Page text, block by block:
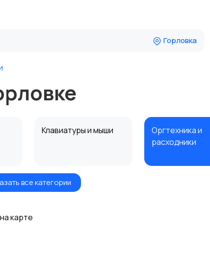
Горловка
Клавиатуры и мыши
Оргтехника и
расходники
Рули, джойстики,
все категории
карте